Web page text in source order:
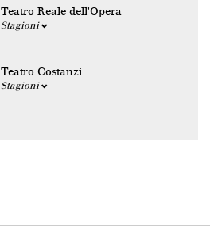
Teatro Reale dell'Opera
Stagioni
Teatro Costanzi
Stagioni